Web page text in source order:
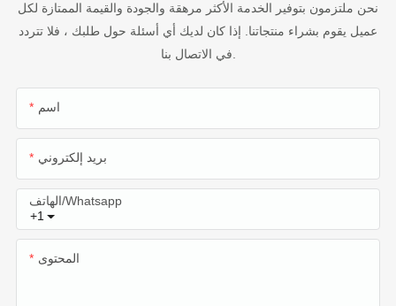
نحن ملتزمون بتوفير الخدمة الأكثر مرهقة والجودة والقيمة الممتازة لكل
عميل يقوم بشراء منتجاتنا. إذا كان لديك أي أسئلة حول طلبك ، فلا تتردد
اسم
بريد إلكتروني
+1
الهاتف/whatsapp
المحتوى